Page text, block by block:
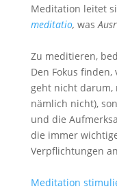
Meditation leitet
meditatio, was
Zu meditieren,
Den Fokus
geht nicht darum,
nämlich nicht),
und die
die immer
Verpflichtungen
Meditation